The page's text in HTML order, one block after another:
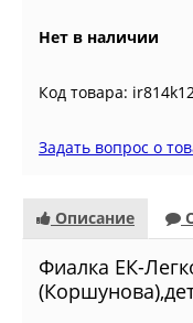
Нет в наличии
Код товара:
Задать вопрос о
Описание
Фиалкa ЕК-